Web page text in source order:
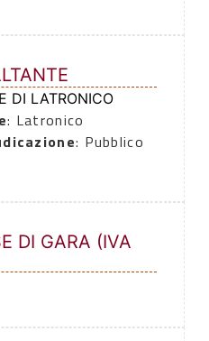
DI LATRONICO
: Latronico
: Pubblico
DI GARA (IVA